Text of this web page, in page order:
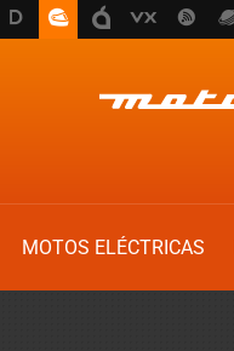
MOTOS ELÉCTRICAS